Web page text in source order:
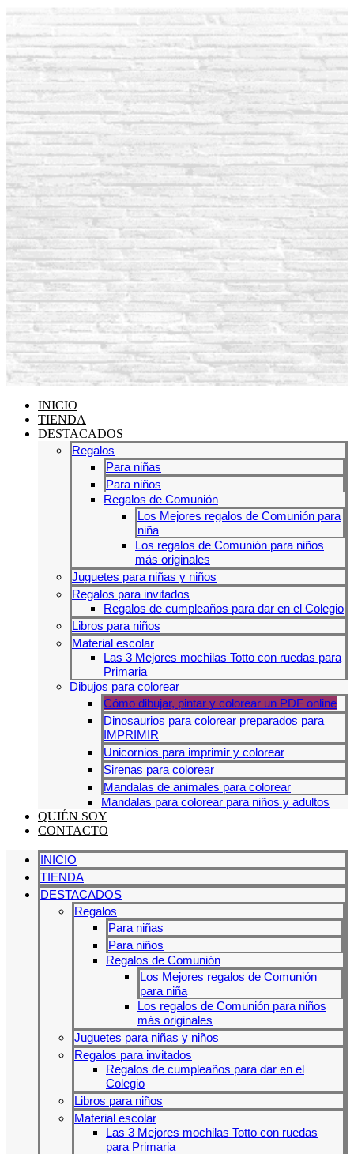
INICIO
TIENDA
DESTACADOS
Regalos
Para niñas
Para niños
Regalos de Comunión
Los Mejores regalos de Comunión para
niña
Los regalos de Comunión para niños
más originales
Juguetes para niñas y niños
Regalos para invitados
Regalos de cumpleaños para dar en el Colegio
Libros para niños
Material escolar
Las 3 Mejores mochilas Totto con ruedas para
Primaria
Dibujos para colorear
Cómo dibujar, pintar y colorear un PDF online
Dinosaurios para colorear preparados para
IMPRIMIR
Unicornios para imprimir y colorear
Sirenas para colorear
Mandalas de animales para colorear
Mandalas para colorear para niños y adultos
QUIÉN SOY
CONTACTO
INICIO
TIENDA
DESTACADOS
Regalos
Para niñas
Para niños
Regalos de Comunión
Los Mejores regalos de Comunión
para niña
Los regalos de Comunión para niños
más originales
Juguetes para niñas y niños
Regalos para invitados
Regalos de cumpleaños para dar en el
Colegio
Libros para niños
Material escolar
Las 3 Mejores mochilas Totto con ruedas
para Primaria